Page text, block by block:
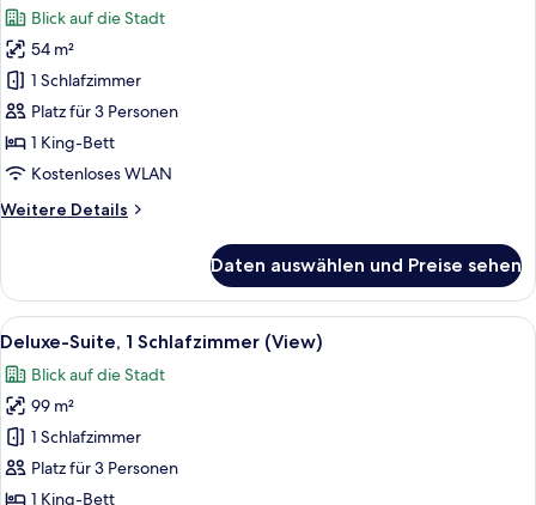
für
Grand-
Suite,
1
Schlafzimmer
anzeigen
Blick auf die Stadt
54 m²
1 Schlafzimmer
Platz für 3 Personen
1 King-Bett
Kostenloses WLAN
Weitere Details
Weitere
Suite,
Schlafzimmer
Daten auswählen und Preise sehen
Alle
Fotos
für
Deluxe-
Suite,
1
Schlafzimmer
Ein geräumiges Wohnzimmer mit
6
Deluxe-Suite, 1 Schlafzimmer (View)
Blick auf die Stadt
99 m²
1 Schlafzimmer
Platz für 3 Personen
1 King-Bett